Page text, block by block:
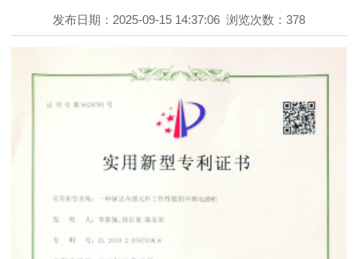
发布日期：2025-09-15 14:37:06 浏览次数：378